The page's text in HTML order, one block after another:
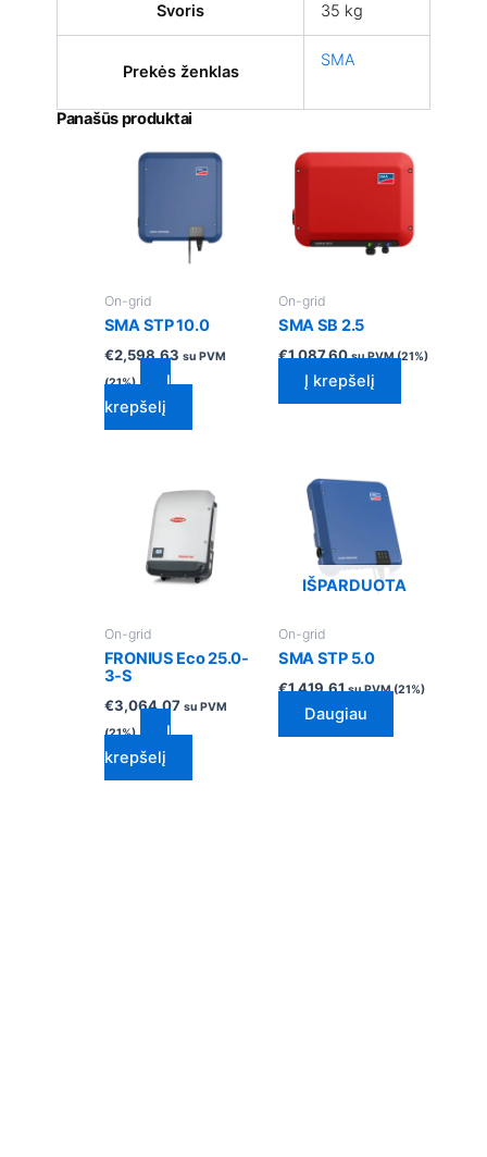
Svoris 35 kg
Prekės ženklas
SMA
Panašūs produktai
On-grid
SMA STP 10.0
€2,598.63 su PVM
(21%)
Į
krepšelį
On-grid
SMA SB 2.5
€1,087.60 su PVM (21%)
Į krepšelį
On-grid
FRONIUS Eco 25.0-
3-S
€3,064.07 su PVM
(21%)
Į
krepšelį
IŠPARDUOTA
On-grid
SMA STP 5.0
€1,419.61 su PVM (21%)
Daugiau